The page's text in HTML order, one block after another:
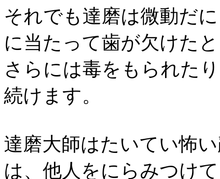
それでも達磨は微動だ
に当たって歯が欠けた
さらには毒をもられた
続けます。
達磨大師はたいてい怖
は、他人をにらみつけ